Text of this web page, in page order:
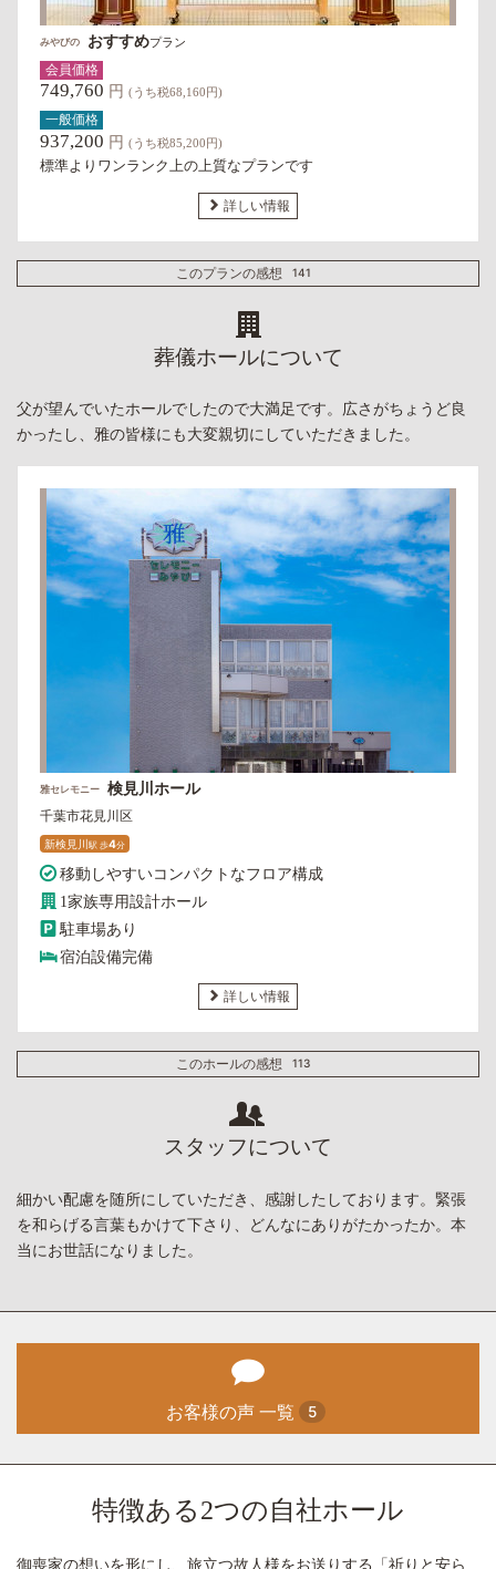
みやびの おすすめプラン
会員価格
749,760 円 (うち税68,160円)
一般価格
937,200 円 (うち税85,200円)
標準よりワンランク上の上質なプランです
詳しい情報
このプランの感想 141
葬儀ホールについて
父が望んでいたホールでしたので大満足です。広さがちょうど良
かったし、雅の皆様にも大変親切にしていただきました。
雅セレモニー 検見川ホール
千葉市花見川区
新検見川駅歩4分
移動しやすいコンパクトなフロア構成
1家族専用設計ホール
駐車場あり
宿泊設備完備
詳しい情報
このホールの感想 113
スタッフについて
細かい配慮を随所にしていただき、感謝したしております。緊張
を和らげる言葉もかけて下さり、どんなにありがたかったか。本
当にお世話になりました。
お客様の声 一覧 5
特徴ある2つの自社ホール
御喪家の想いを形にし、旅立つ故人様をお送りする「祈りと安ら